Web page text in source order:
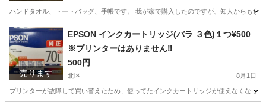
ハンドタオル、トートバッグ、手帳です。 我が家で購入したのですが、知人からも
東京 北区 ノベルティグッズ ミスド
売ります
EPSON インクカートリッジ(バラ ３色)１つ¥500
※プリンターはありません‼︎
500円
北区 8月1日
プリンターが故障して買い替えたため、使ってたインクカートリッジが使えなくな